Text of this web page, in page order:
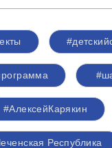
#АлексейКарякин
Республика